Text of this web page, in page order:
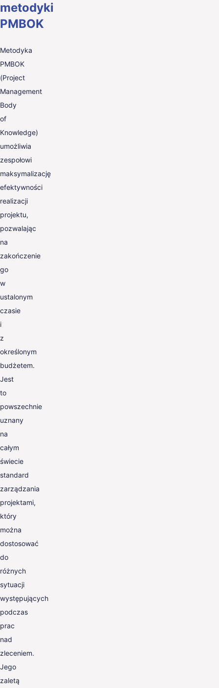
metodyki
PMBOK
Metodyka
PMBOK
(Project
Management
Body
of
Knowledge)
umożliwia
zespołowi
maksymalizację
efektywności
realizacji
projektu,
pozwalając
na
zakończenie
go
w
ustalonym
czasie
i
z
określonym
budżetem.
Jest
to
powszechnie
uznany
na
całym
świecie
standard
zarządzania
projektami,
który
można
dostosować
do
różnych
sytuacji
występujących
podczas
prac
nad
zleceniem.
Jego
zaletą